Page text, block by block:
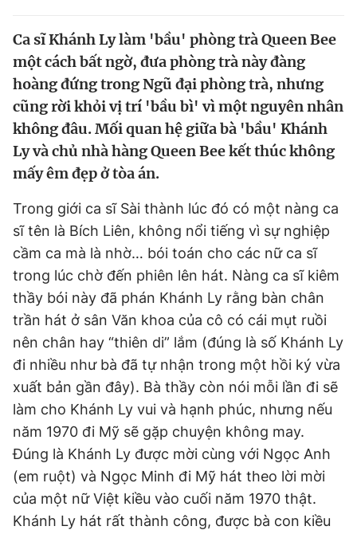
Video Magazine
Sản phẩm khác
Tiện ích Bạn cần biết
Thông tin tòa soạn Liên hệ quảng cáo
Đọc Thanh Niên trên điện thoại
Theo dõi báo trên
Hotline
0906 645 777
Liên hệ quảng cáo
0908 780 404
Đặt báo Quảng cáo RSS Tòa soạn Chính sách bảo
Ca sĩ Khánh Ly làm 'bầu' phòng trà Queen Bee
một cách bất ngờ, đưa phòng trà này đàng
hoàng đứng trong Ngũ đại phòng trà, nhưng
cũng rời khỏi vị trí 'bầu bì' vì một nguyên nhân
không đâu. Mối quan hệ giữa bà 'bầu' Khánh
Ly và chủ nhà hàng Queen Bee kết thúc không
mấy êm đẹp ở tòa án.
Trong giới ca sĩ Sài thành lúc đó có một nàng ca
sĩ tên là Bích Liên, không nổi tiếng vì sự nghiệp
cầm ca mà là nhờ… bói toán cho các nữ ca sĩ
trong lúc chờ đến phiên lên hát. Nàng ca sĩ kiêm
thầy bói này đã phán Khánh Ly rằng bàn chân
trần hát ở sân Văn khoa của cô có cái mụt ruồi
nên chân hay “thiên di” lắm (đúng là số Khánh Ly
đi nhiều như bà đã tự nhận trong một hồi ký vừa
xuất bản gần đây). Bà thầy còn nói mỗi lần đi sẽ
làm cho Khánh Ly vui và hạnh phúc, nhưng nếu
năm 1970 đi Mỹ sẽ gặp chuyện không may.
Đúng là Khánh Ly được mời cùng với Ngọc Anh
(em ruột) và Ngọc Minh đi Mỹ hát theo lời mời
của một nữ Việt kiều vào cuối năm 1970 thật.
Khánh Ly hát rất thành công, được bà con kiều